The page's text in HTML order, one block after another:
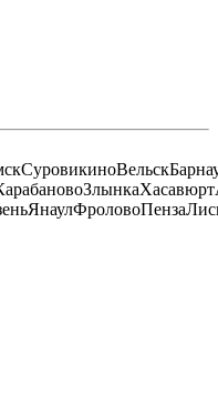
СуровикиноВельск
ЗлынкаХасавюрт
ЯнаулФроловоПенза